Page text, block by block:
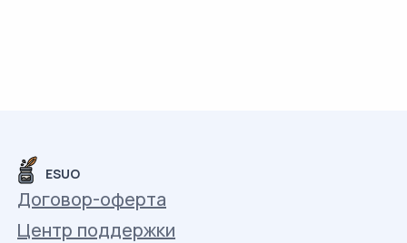
ESUO
Договор-оферта
Центр поддержки